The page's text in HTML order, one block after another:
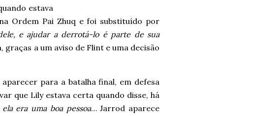
estava
Ordem Pai Zhuq e foi substituído por
e ajudar a derrotá-lo é parte de sua
a um aviso de Flint e uma decisão
para a batalha final, em defesa
que Lily estava certa quando disse, há
era uma boa pessoa… Jarrod aparece